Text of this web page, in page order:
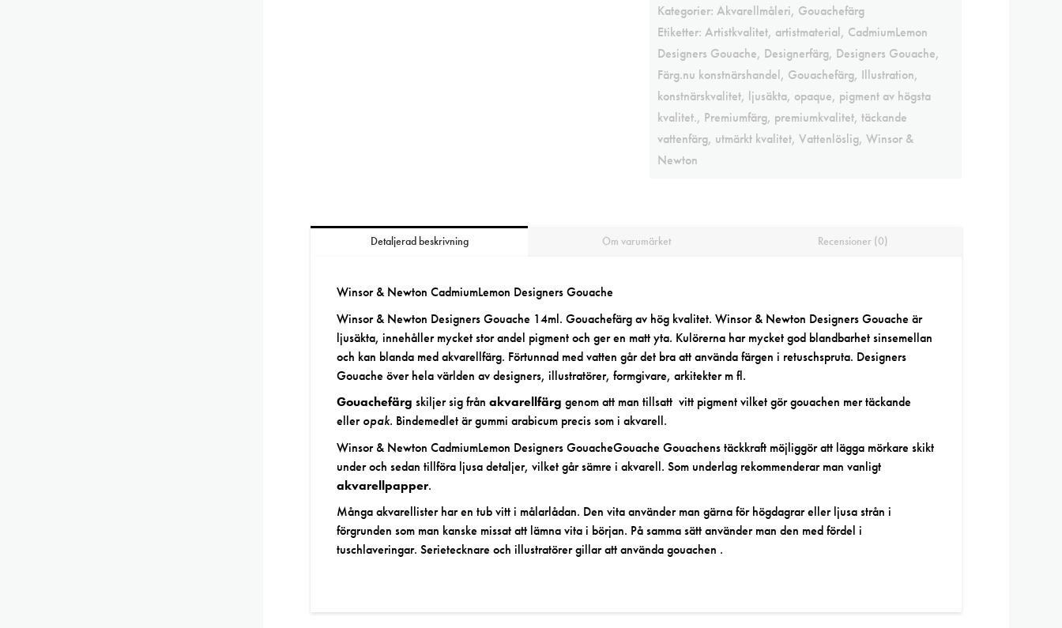
Kategorier: Akvarellmåleri, Gouachefärg
Etiketter: Artistkvalitet, artistmaterial, CadmiumLemon
Designers Gouache, Designerfärg, Designers Gouache,
Färg.nu konstnärshandel, Gouachefärg, Illustration,
konstnärskvalitet, ljusäkta, opaque, pigment av högsta
kvalitet., Premiumfärg, premiumkvalitet, täckande
vattenfärg, utmärkt kvalitet, Vattenlöslig, Winsor &
Newton
Detaljerad beskrivning Om varumärket Recensioner (0)
Winsor & Newton CadmiumLemon Designers Gouache
Winsor & Newton Designers Gouache 14ml. Gouachefärg av hög kvalitet. Winsor & Newton Designers Gouache är
ljusäkta, innehåller mycket stor andel pigment och ger en matt yta. Kulörerna har mycket god blandbarhet sinsemellan
och kan blanda med akvarellfärg. Förtunnad med vatten går det bra att använda färgen i retuschspruta. Designers
Gouache över hela världen av designers, illustratörer, formgivare, arkitekter m fl.
Gouachefärg skiljer sig frånakvarellfärg genom att man tillsatt vitt pigment vilket gör gouachen mer täckande
elleropak. Bindemedlet är gummi arabicum precis som i akvarell.
Winsor & Newton CadmiumLemon Designers GouacheGouache Gouachens täckkraft möjliggör att lägga mörkare skikt
under och sedan tillföra ljusa detaljer, vilket går sämre i akvarell. Som underlag rekommenderar man vanligt
akvarellpapper.
Många akvarellister har entub vitti målarlådan. Den vita använder man gärna för högdagrar eller ljusa strån i
förgrunden som man kanske missat att lämna vita i början. På samma sätt använder man den med fördel i
tuschlaveringar. Serietecknare och illustratörer gillar att använda gouachen .